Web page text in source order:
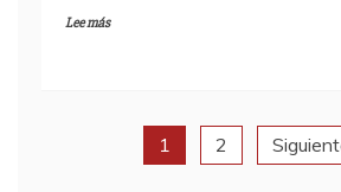
Lee más
1 2